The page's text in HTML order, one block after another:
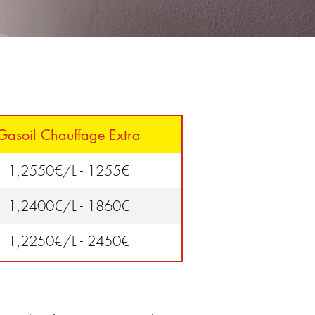
Chauffage Extra
1,2550€/L - 1255€
1,2400€/L - 1860€
1,2250€/L - 2450€